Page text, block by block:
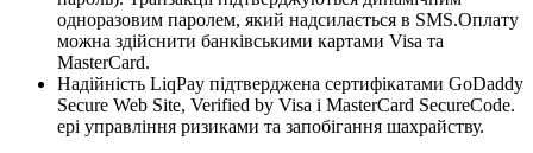
одноразовим паролем, який надсилається в SMS.Оплату
можна здійснити банківськими картами Visa та
MasterCard.
Надійність LiqPay підтверджена сертифікатами GoDaddy
Secure Web Site, Verified by Visa і MasterCard SecureCode.
ері управління ризиками та запобігання шахрайству.